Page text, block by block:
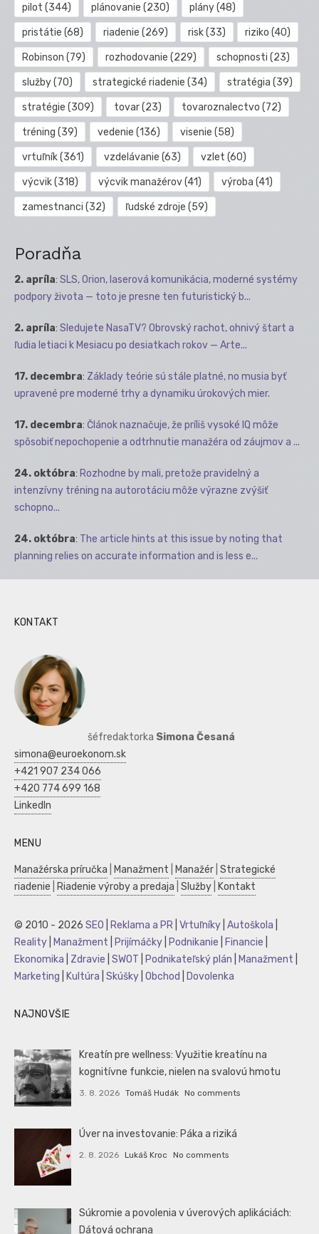
pilot (344) plánovanie (230) plány(48)
pristátie (68) riadenie (269) risk(33) riziko (40)
Robinson (79) rozhodovanie (229) schopnosti (23)
služby(70) strategické riadenie (34) stratégia (39)
stratégie (309) tovar(23) tovaroznalectvo (72)
tréning (39) vedenie (136) visenie (58)
vrtuľník(361) vzdelávanie (63) vzlet (60)
výcvik(318) výcvik manažérov(41) výroba (41)
zamestnanci (32) ľudské zdroje (59)
Poradňa
2. apríla: SLS, Orion, laserová komunikácia, moderné systémy
podpory života — toto je presne ten futuristický b...
2. apríla: Sledujete NasaTV? Obrovský rachot, ohnivý štart a
ľudia letiaci k Mesiacu po desiatkach rokov — Arte...
17. decembra: Základy teórie sú stále platné, no musia byť
upravené pre moderné trhy a dynamiku úrokových mier.
17. decembra: Článok naznačuje, že príliš vysoké IQ môže
spôsobiť nepochopenie a odtrhnutie manažéra od záujmov a ...
24. októbra: Rozhodne by mali, pretože pravidelný a
intenzívny tréning na autorotáciu môže výrazne zvýšiť
schopno...
24. októbra: The article hints at this issue by noting that
planning relies on accurate information and is less e...
KONTAKT
šéfredaktorka Simona Česaná
simona@euroekonom.sk
+421 907 234 066
+420 774 699 168
LinkedIn
MENU
Manažérska príručka Manažment Manažér Strategické
riadenie
Riadenie výroby a predaja Služby Kontakt
© 2010 - 2026 SEO Reklama a PR Vrtuľníky Autoškola
Reality
Manažment Prijímáčky Podnikanie Financie
Ekonomika
Zdravie SWOT Podnikateľský plán Manažment
Marketing
Kultúra Skúšky Obchod Dovolenka
NAJNOVŠIE
Kreatín pre wellness: Využitie kreatínu na
kognitívne funkcie, nielen na svalovú hmotu
3. 8. 2026 Tomáš Hudák No comments
Úver na investovanie: Páka a riziká
2. 8. 2026 Lukáš Kroc No comments
Súkromie a povolenia v úverových aplikáciách:
Dátová ochrana